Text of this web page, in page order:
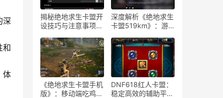
深
和
体
揭秘绝地求生卡盟开
设技巧与注意事项-
绝地求生游戏卡盟平
台
深度解析《绝地求生
卡盟519km》：游
《绝地求生》卡盟
519km：揭秘高端
玩家生存与竞技秘籍
《绝地求生卡盟手机
版》：移动端吃鸡新
DNF618红人卡盟：
稳定高效的辅助平台